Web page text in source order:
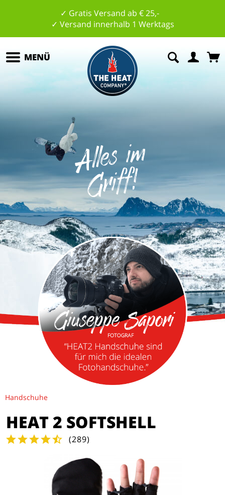
✓ Gratis Versand ab € 25,-
✓ Versand innerhalb 1 Werktags
All
es
i
m
G
riff
!
MENÜ
Handschuhe
HEAT 2 SOFTSHELL
(289)